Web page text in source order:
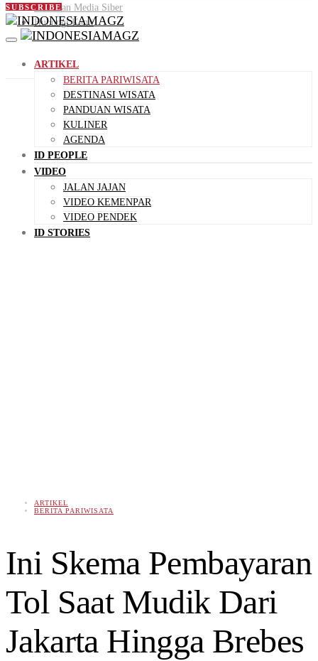
Pedoman Media Siber
Hubungi Kami
SUBSCRIBE
ARTIKEL
BERITA PARIWISATA
DESTINASI WISATA
PANDUAN WISATA
KULINER
AGENDA
ID PEOPLE
VIDEO
JALAN JAJAN
VIDEO KEMENPAR
VIDEO PENDEK
ID STORIES
ARTIKEL
BERITA PARIWISATA
Ini Skema Pembayaran
Tol Saat Mudik Dari
Jakarta Hingga Brebes